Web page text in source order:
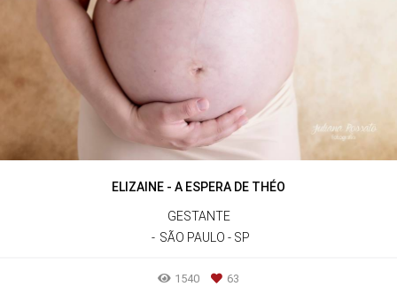
ELIZAINE - A ESPERA DE THÉO
GESTANTE
SÃO PAULO - SP
1540 63